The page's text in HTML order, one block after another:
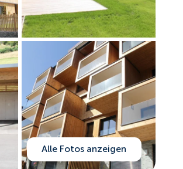
Alle Fotos anzeigen